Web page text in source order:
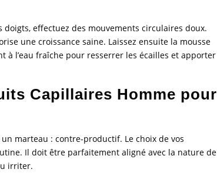
doigts, effectuez des mouvements circulaires doux.
une croissance saine. Laissez ensuite la mousse
l’eau fraîche pour resserrer les écailles et apporter
Capillaires Homme pour
marteau : contre-productif. Le choix de vos
Il doit être parfaitement aligné avec la nature de
irriter.